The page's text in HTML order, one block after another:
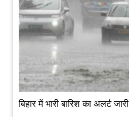
बिहार में भारी बारिश का अलर्ट जारी